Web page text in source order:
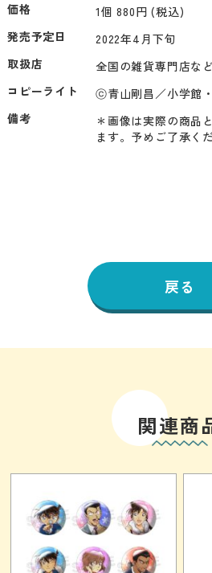
価格
1個 880円 (税込)
発売予定日
2022年4月下旬
取扱店
全国の雑貨専門店な
コピーライト
ⓒ青山剛昌／小学館
備考
＊画像は実際の商品
ます。予めご了承く
戻る
関連商